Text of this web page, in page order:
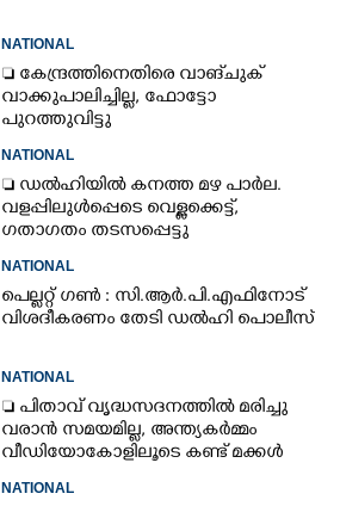
NATIONAL
 കേന്ദ്രത്തിനെതിരെ വാങ്‌ചുക്
വാക്കുപാലിച്ചില്ല, ഫോട്ടോ
പുറത്തുവിട്ടു
NATIONAL
 ഡൽഹിയിൽ കനത്ത മഴ പാർല.
വളപ്പിലുൾപ്പെടെ വെള്ളക്കെട്ട്,
ഗതാഗതം തടസപ്പെട്ടു
NATIONAL
പെല്ലറ്റ് ഗൺ : സി.ആർ.പി.എഫിനോട്
വിശദീകരണം തേടി ഡൽഹി പൊലീസ്
NATIONAL
 പിതാവ് വൃദ്ധസദനത്തിൽ മരിച്ചു
വരാൻ സമയമില്ല,​ അന്ത്യകർമ്മം
വീഡിയോകോളിലൂടെ കണ്ട് മക്കൾ
NATIONAL